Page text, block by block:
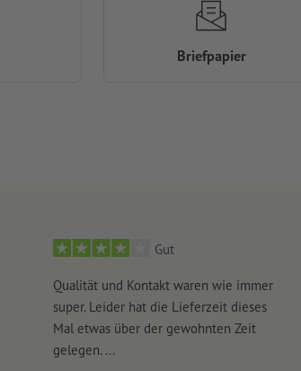
Gut
Qualität und Kontakt waren wie immer
super. Leider hat die Lieferzeit dieses
Mal etwas über der gewohnten Zeit
gelegen. ...
Briefpapier